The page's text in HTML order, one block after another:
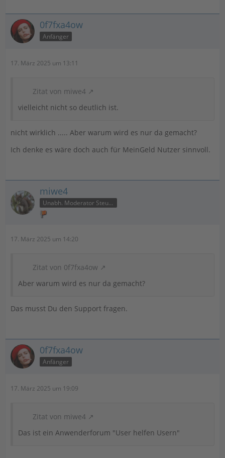
0f7fxa4ow
Anfänger
17. März 2025 um 13:11
Zitat von miwe4
vielleicht nicht so deutlich ist.
nicht wirklich ..... Aber warum wird es nur da gemacht?
Ich denke es wäre doch auch für MeinGeld Nutzer sinnvoll.
miwe4
Unabh. Moderator Steuer
17. März 2025 um 14:20
Zitat von 0f7fxa4ow
Aber warum wird es nur da gemacht?
Das musst Du den Support fragen.
0f7fxa4ow
Anfänger
17. März 2025 um 19:09
Zitat von miwe4
Das ist ein Anwenderforum "User helfen Usern"